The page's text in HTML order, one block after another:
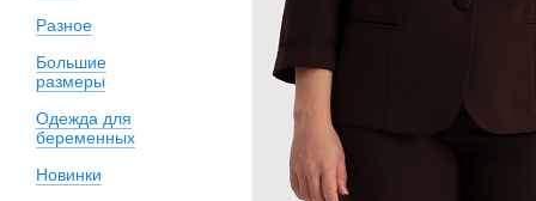
Разное
Большие
размеры
Одежда для
беременных
Новинки